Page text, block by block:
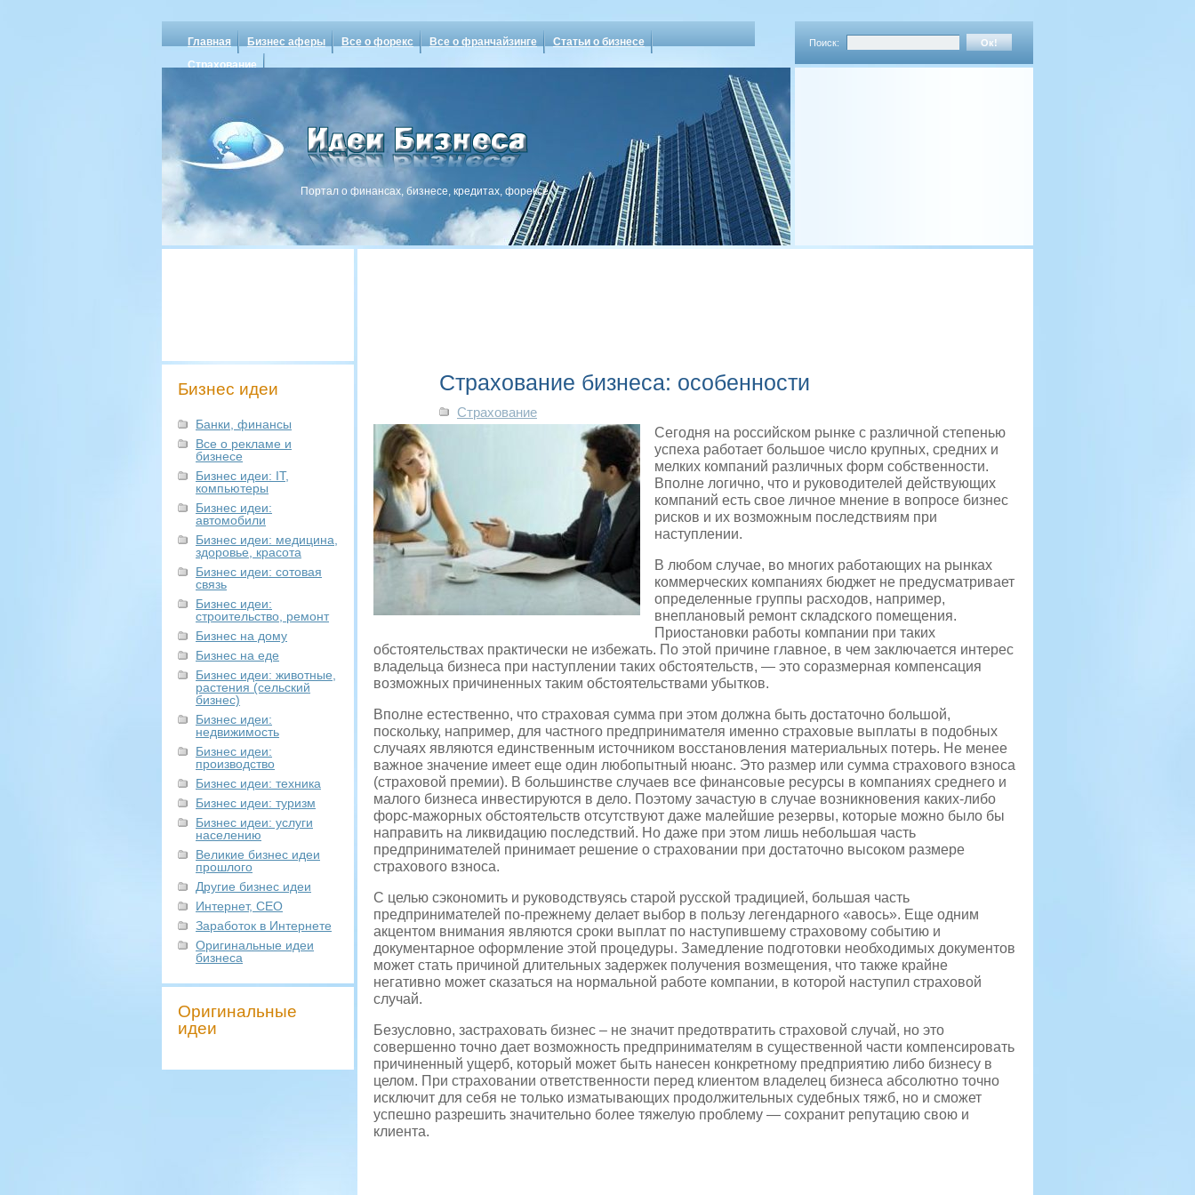
Главная Бизнес аферы Все о форекс Все о франчайзинге
Статьи о бизнесе
Страхование
Поиск:
Портал о финансах, бизнесе, кредитах, форексе
Бизнес идеи
Банки, финансы
Все о рекламе и
бизнесе
Бизнес идеи: IT,
компьютеры
Бизнес идеи:
автомобили
Бизнес идеи: медицина,
здоровье, красота
Бизнес идеи: сотовая
связь
Бизнес идеи:
строительство, ремонт
Бизнес на дому
Бизнес на еде
Бизнес идеи: животные,
растения (сельский
бизнес)
Бизнес идеи:
недвижимость
Бизнес идеи:
производство
Бизнес идеи: техника
Бизнес идеи: туризм
Бизнес идеи: услуги
населению
Великие бизнес идеи
прошлого
Другие бизнес идеи
Интернет, СЕО
Заработок в Интернете
Оригинальные идеи
бизнеса
Оригинальные
идеи
Страхование бизнеса: особенности
Страхование
Сегодня на российском рынке с различной степенью
успеха работает большое число крупных, средних и
мелких компаний различных форм собственности.
Вполне логично, что и руководителей действующих
компаний есть свое личное мнение в вопросе бизнес
рисков и их возможным последствиям при
наступлении.
В любом случае, во многих работающих на рынках
коммерческих компаниях бюджет не предусматривает
определенные группы расходов, например,
внеплановый ремонт складского помещения.
Приостановки работы компании при таких
обстоятельствах практически не избежать. По этой причине главное, в чем заключается интерес
владельца бизнеса при наступлении таких обстоятельств, — это соразмерная компенсация
возможных причиненных таким обстоятельствами убытков.
Вполне естественно, что страховая сумма при этом должна быть достаточно большой,
поскольку, например, для частного предпринимателя именно страховые выплаты в подобных
случаях являются единственным источником восстановления материальных потерь. Не менее
важное значение имеет еще один любопытный нюанс. Это размер или сумма страхового взноса
(страховой премии). В большинстве случаев все финансовые ресурсы в компаниях среднего и
малого бизнеса инвестируются в дело. Поэтому зачастую в случае возникновения каких-либо
форс-мажорных обстоятельств отсутствуют даже малейшие резервы, которые можно было бы
направить на ликвидацию последствий. Но даже при этом лишь небольшая часть
предпринимателей принимает решение о страховании при достаточно высоком размере
страхового взноса.
С целью сэкономить и руководствуясь старой русской традицией, большая часть
предпринимателей по-прежнему делает выбор в пользу легендарного «авось». Еще одним
акцентом внимания являются сроки выплат по наступившему страховому событию и
документарное оформление этой процедуры. Замедление подготовки необходимых документов
может стать причиной длительных задержек получения возмещения, что также крайне
негативно может сказаться на нормальной работе компании, в которой наступил страховой
случай.
Безусловно, застраховать бизнес – не значит предотвратить страховой случай, но это
совершенно точно дает возможность предпринимателям в существенной части компенсировать
причиненный ущерб, который может быть нанесен конкретному предприятию либо бизнесу в
целом. При страховании ответственности перед клиентом владелец бизнеса абсолютно точно
исключит для себя не только изматывающих продолжительных судебных тяжб, но и сможет
успешно разрешить значительно более тяжелую проблему — сохранит репутацию свою и
клиента.